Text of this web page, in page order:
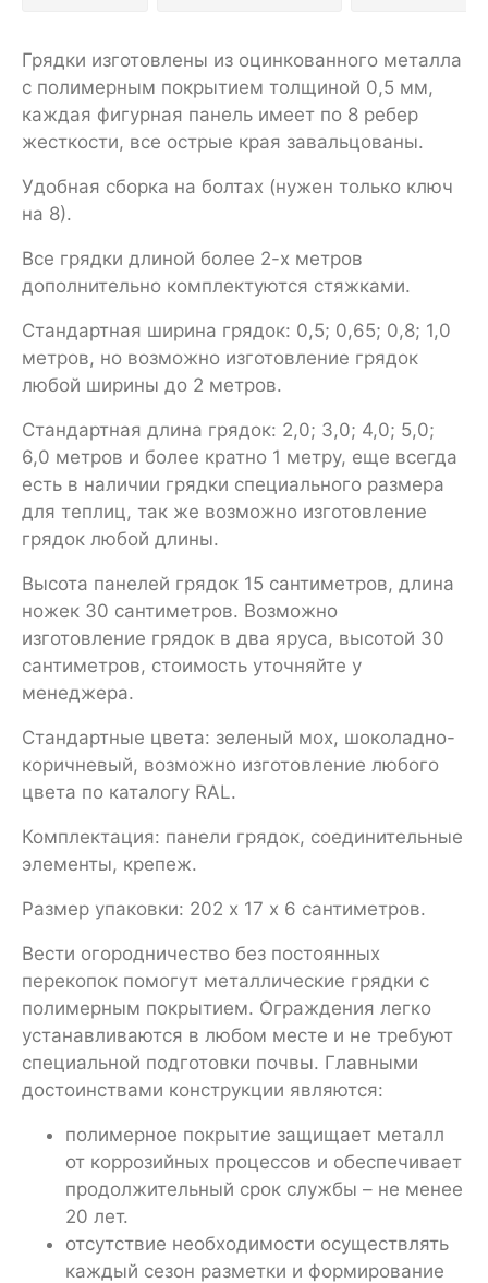
Грядки изготовлены из оцинкованного металла
с полимерным покрытием толщиной 0,5 мм,
каждая фигурная панель имеет по 8 ребер
жесткости, все острые края завальцованы.
Удобная сборка на болтах (нужен только ключ
на 8).
Все грядки длиной более 2-х метров
дополнительно комплектуются стяжками.
Стандартная ширина грядок: 0,5; 0,65; 0,8; 1,0
метров, но возможно изготовление грядок
любой ширины до 2 метров.
Стандартная длина грядок: 2,0; 3,0; 4,0; 5,0;
6,0 метров и более кратно 1 метру, еще всегда
есть в наличии грядки специального размера
для теплиц, так же возможно изготовление
грядок любой длины.
Высота панелей грядок 15 сантиметров, длина
ножек 30 сантиметров. Возможно
изготовление грядок в два яруса, высотой 30
сантиметров, стоимость уточняйте у
менеджера.
Стандартные цвета: зеленый мох, шоколадно-
коричневый, возможно изготовление любого
цвета по каталогу RAL.
Комплектация: панели грядок, соединительные
элементы, крепеж.
Размер упаковки: 202 х 17 х 6 сантиметров.
Вести огородничество без постоянных
перекопок помогут металлические грядки с
полимерным покрытием. Ограждения легко
устанавливаются в любом месте и не требуют
специальной подготовки почвы. Главными
достоинствами конструкции являются:
полимерное покрытие защищает металл
от коррозийных процессов и обеспечивает
продолжительный срок службы – не менее
20 лет.
отсутствие необходимости осуществлять
каждый сезон разметки и формирование